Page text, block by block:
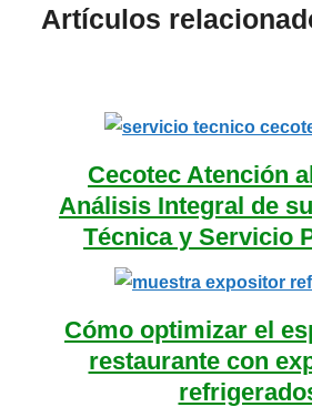
Artículos
Cecotec Atención
Análisis Integral de
Técnica y Servicio
Cómo optimizar el
restaurante con